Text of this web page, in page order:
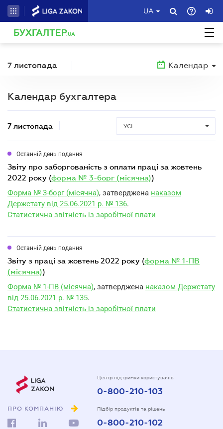
UA
БУХГАЛТЕР.UA
7 листопада Календар
Календар бухгалтера
7 листопада УСІ
Останній день подання
звіту про заборгованість з оплати праці за жовтень
2022 року (форма № 3-борг (місячна))
Форма № 3-борг (місячна), затверджена наказом
Держстату від 25.06.2021 р. № 136.
Статистична звітність із заробітної плати
Останній день подання
звіту з праці за жовтень 2022 року (форма № 1-ПВ
(місячна))
Форма № 1-ПВ (місячна), затверджена наказом Держстату
від 25.06.2021 р. № 135.
Статистична звітність із заробітної плати
ПРО КОМПАНІЮ
Центр підтримки користувачів
0-800-210-103
Підбір продуктів та рішень
0-800-210-102